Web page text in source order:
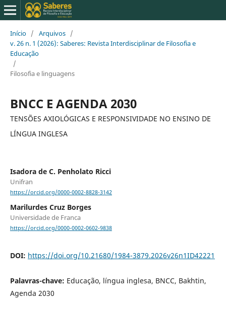
Início / Arquivos /
v. 26 n. 1 (2026): Saberes: Revista Interdisciplinar de Filosofia e
Educação
/
Filosofia e linguagens
BNCC E AGENDA 2030
TENSÕES AXIOLÓGICAS E RESPONSIVIDADE NO ENSINO DE
LÍNGUA INGLESA
Isadora de C. Penholato Ricci
Unifran
https://orcid.org/0000-0002-8828-3142
Marilurdes Cruz Borges
Universidade de Franca
https://orcid.org/0000-0002-0602-9838
DOI: https://doi.org/10.21680/1984-3879.2026v26n1ID42221
Palavras-chave: Educação, língua inglesa, BNCC, Bakhtin,
Agenda 2030